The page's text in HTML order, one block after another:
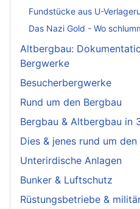
Fundstücke aus U-
Das Nazi Gold - Wo
Altbergbau:
Bergwerke
Besucherbergwerke
Rund um den Bergbau
Bergbau & Altbergbau in
Dies & jenes rund um den
Unterirdische Anlagen
Bunker & Luftschutz
Rüstungsbetriebe &